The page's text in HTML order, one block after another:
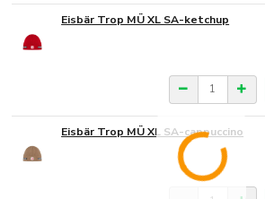
Eisbär Trop MÜ XL SA-ketchup
Eisbär Trop MÜ XL SA-cappuccino